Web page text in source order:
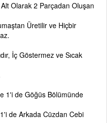
Olarak 2 Parçadan Oluşan
Üretilir ve Hiçbir
İç Göstermez ve Sıcak
1'i de Göğüs Bölümünde
de Arkada Cüzdan Cebi